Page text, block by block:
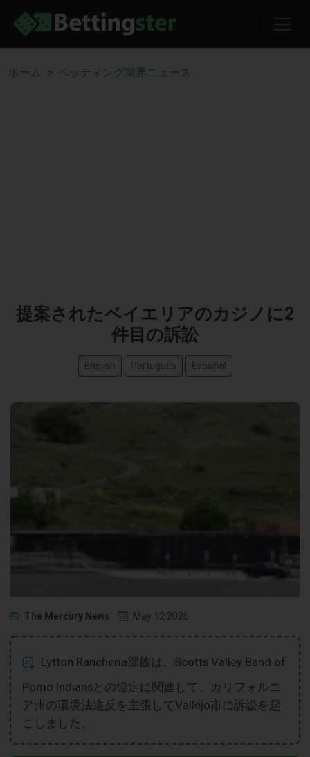
ホーム ベッティング業界ニュース
提案されたベイエリアのカジノに2
件目の訴訟
English Português Español
The Mercury News May 12 2026
Lytton Rancheria部族は、Scotts Valley Band of
Pomo Indiansとの協定に関連して、カリフォルニ
ア州の環境法違反を主張してVallejo市に訴訟を起
こしました。